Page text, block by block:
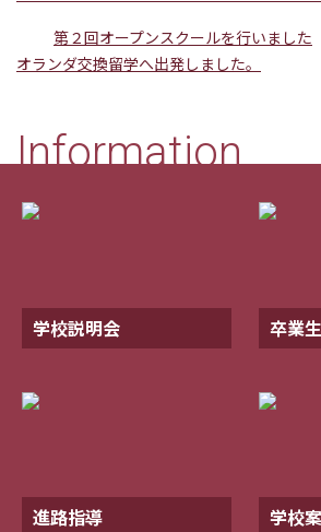
第２回オープンスクールを行いました
オランダ交換留学へ出発しました。
Information
学校説明会 卒業
進路指導 学校